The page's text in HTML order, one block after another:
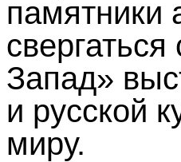
памятники
Запад»
и русской
миру.